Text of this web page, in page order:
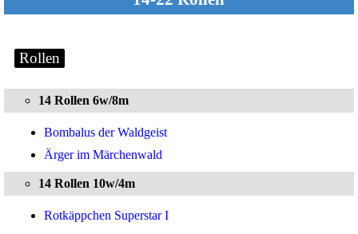
Rollen
14 Rollen 6w/8m
Bombalus der Waldgeist
Ärger im Märchenwald
14 Rollen 10w/4m
Rotkäppchen Superstar I